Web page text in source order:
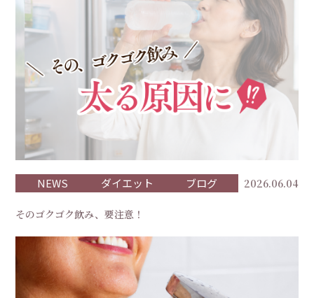
NEWS ダイエット ブログ 2026.06.04
そのゴクゴク飲み、要注意！